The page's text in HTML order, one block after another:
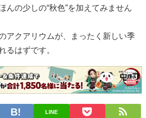
んの少しの“秋色”を加えてみません
アクアリウムが、まったく新しい季
るはずです。
LINE